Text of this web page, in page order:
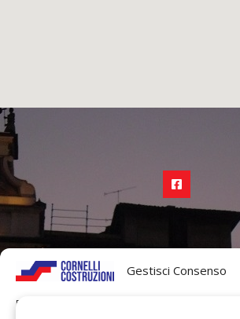
Gestisci Consenso
Per fornire le migliori esperienze, utilizziamo